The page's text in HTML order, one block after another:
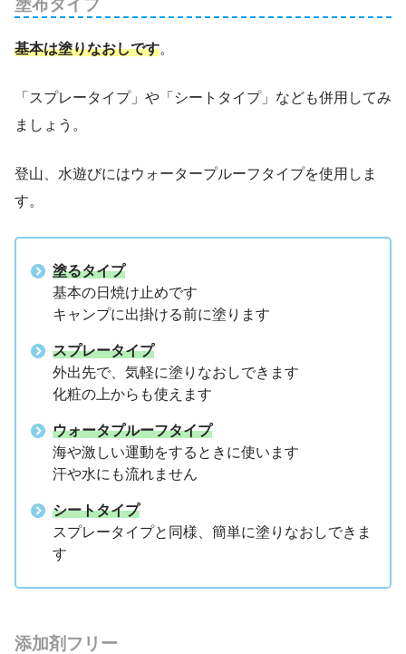
基本は塗りなおしです。
「スプレータイプ」や「シートタイプ」なども併用してみ
ましょう。
登山、水遊びにはウォータープルーフタイプを使用しま
す。
塗るタイプ
基本の日焼け止めです
キャンプに出掛ける前に塗ります
スプレータイプ
外出先で、気軽に塗りなおしできます
化粧の上からも使えます
ウォータプルーフタイプ
海や激しい運動をするときに使います
汗や水にも流れません
シートタイプ
スプレータイプと同様、簡単に塗りなおしできま
す
添加剤フリー